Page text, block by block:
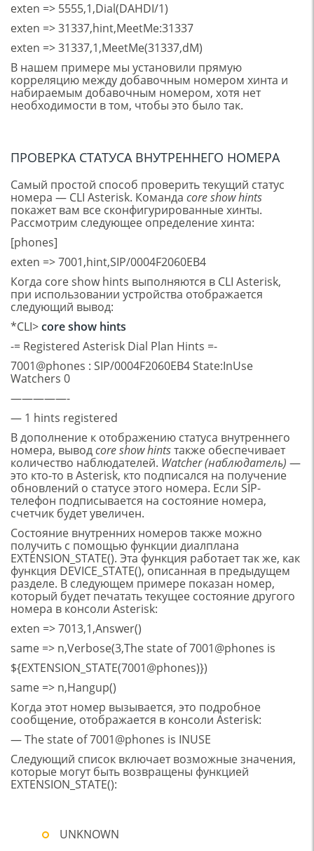
exten => 5555,1,Dial(DAHDI/1)
exten => 31337,hint,MeetMe:31337
exten => 31337,1,MeetMe(31337,dM)
В нашем примере мы установили прямую
корреляцию между добавочным номером хинта и
набираемым добавочным номером, хотя нет
необходимости в том, чтобы это было так.
ПРОВЕРКА СТАТУСА ВНУТРЕННЕГО НОМЕРА
Самый простой способ проверить текущий статус
номера — CLI Asterisk. Команда core show hints
покажет вам все сконфигурированные хинты.
Рассмотрим следующее определение хинта:
[phones]
exten => 7001,hint,SIP/0004F2060EB4
Когда core show hints выполняются в CLI Asterisk,
при использовании устройства отображается
следующий вывод:
*CLI>core show hints
-= Registered Asterisk Dial Plan Hints =-
7001@phones : SIP/0004F2060EB4 State:InUse
Watchers 0
—————-
— 1 hints registered
В дополнение к отображению статуса внутреннего
номера, выводcore show hintsтакже обеспечивает
количество наблюдателей. Watcher(наблюдатель) —
это кто-то в Asterisk, кто подписался на получение
обновлений о статусе этого номера. Если SIP-
телефон подписывается на состояние номера,
счетчик будет увеличен.
Состояние внутренних номеров также можно
получить с помощью функции диалплана
EXTENSION_STATE(). Эта функция работает так же, как
функция DEVICE_STATE(), описанная в предыдущем
разделе. В следующем примере показан номер,
который будет печатать текущее состояние другого
номера в консоли Asterisk:
exten => 7013,1,Answer()
same => n,Verbose(3,The state of 7001@phones is
${EXTENSION_STATE(7001@phones)})
same => n,Hangup()
Когда этот номер вызывается, это подробное
сообщение, отображается в консоли Asterisk:
— The state of 7001@phones is INUSE
Следующий список включает возможные значения,
которые могут быть возвращены функцией
EXTENSION_STATE():
UNKNOWN